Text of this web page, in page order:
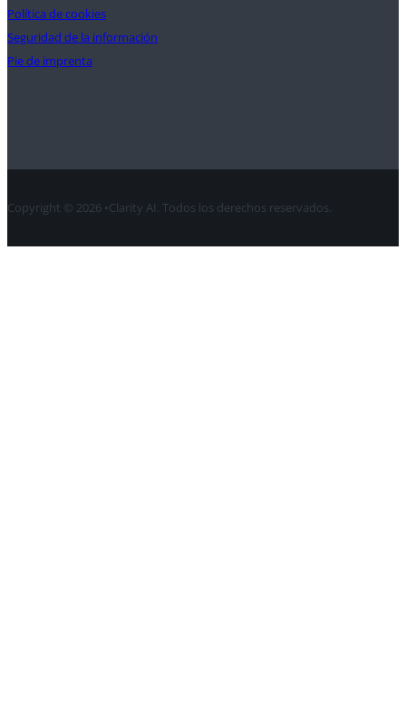
Política de cookies
Seguridad de la información
Pie de imprenta
Copyright © 2026 •Clarity AI. Todos los derechos reservados.